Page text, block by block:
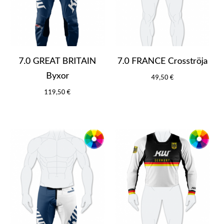
7.0 GREAT BRITAIN
Byxor
119,50 €
7.0 FRANCE Crosströja
49,50 €